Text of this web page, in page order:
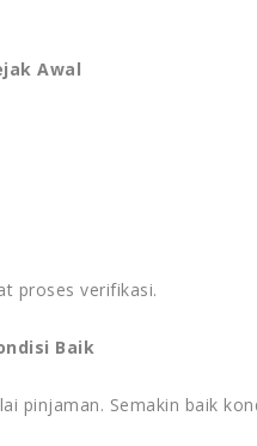
Awal
proses verifikasi.
Baik
pinjaman. Semakin baik